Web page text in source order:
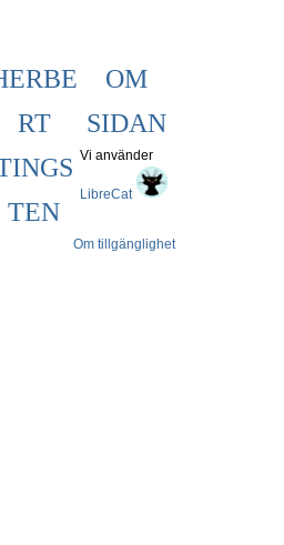
RT
TEN
OM
SIDAN
Om tillgänglighet
Vi använder
LibreCat